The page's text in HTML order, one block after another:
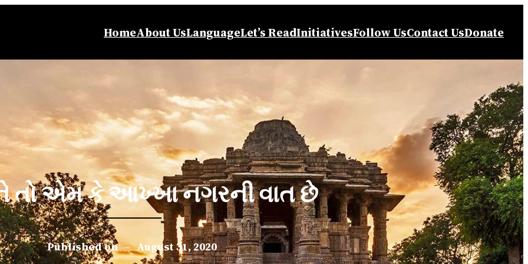
HomeAbout UsLanguageLet’s ReadInitiativesFollow UsContact UsDonate
તો એમ કે આખ્ખા નગરની વાત છે
Published on – August 31, 2020